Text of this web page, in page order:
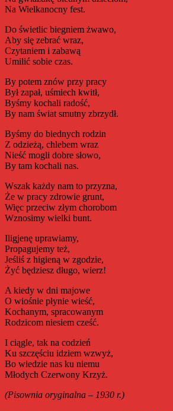
Na Wielkanocny fest.
Do świetlic biegniem żwawo,
Aby się zebrać wraz,
Czytaniem i zabawą
Umilić sobie czas.
By potem znów przy pracy
Był zapał, uśmiech kwitł,
Byśmy kochali radość,
By nam świat smutny zbrzydł.
Byśmy do biednych rodzin
Z odzieżą, chlebem wraz
Nieść mogli dobre słowo,
By tam kochali nas.
Wszak każdy nam to przyzna,
Że w pracy zdrowie grunt,
Więc przeciw złym chorobom
Wznosimy wielki bunt.
Iligjenę uprawiamy,
Propagujemy też,
Jeśliś z higieną w zgodzie,
Żyć będziesz długo, wierz!
A kiedy w dni majowe
O wiośnie płynie wieść,
Kochanym, spracowanym
Rodzicom niesiem cześć.
I ciągle, tak na codzień
Ku szczęściu idziem wzwyż,
Bo wiedzie nas ku niemu
Młodych Czerwony Krzyż.
(Pisownia oryginalna – 1930 r.)